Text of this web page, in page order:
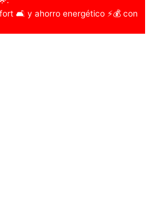
🛋️ y ahorro energético ⚡💰 con